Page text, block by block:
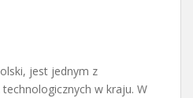
jest jednym z
w kraju. W